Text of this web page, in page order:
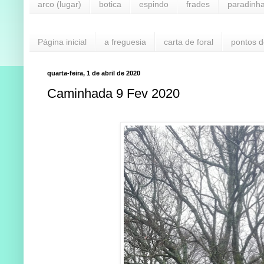
arco (lugar) botica espindo frades
Página inicial a freguesia carta de foral pontos
quarta-feira, 1 de abril de 2020
Caminhada 9 Fev 2020